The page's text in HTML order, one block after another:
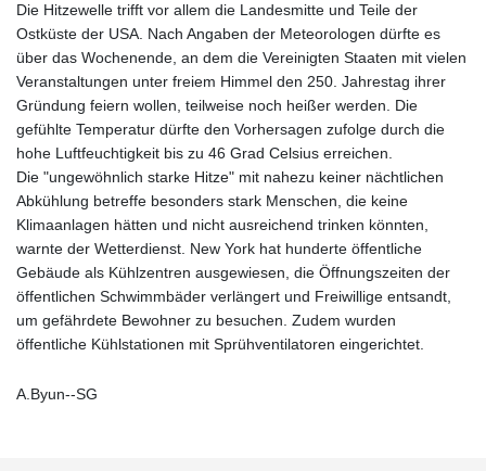
Die Hitzewelle trifft vor allem die Landesmitte und Teile der
Ostküste der USA. Nach Angaben der Meteorologen dürfte es
über das Wochenende, an dem die Vereinigten Staaten mit vielen
Veranstaltungen unter freiem Himmel den 250. Jahrestag ihrer
Gründung feiern wollen, teilweise noch heißer werden. Die
gefühlte Temperatur dürfte den Vorhersagen zufolge durch die
hohe Luftfeuchtigkeit bis zu 46 Grad Celsius erreichen.
Die "ungewöhnlich starke Hitze" mit nahezu keiner nächtlichen
Abkühlung betreffe besonders stark Menschen, die keine
Klimaanlagen hätten und nicht ausreichend trinken könnten,
warnte der Wetterdienst. New York hat hunderte öffentliche
Gebäude als Kühlzentren ausgewiesen, die Öffnungszeiten der
öffentlichen Schwimmbäder verlängert und Freiwillige entsandt,
um gefährdete Bewohner zu besuchen. Zudem wurden
öffentliche Kühlstationen mit Sprühventilatoren eingerichtet.
A.Byun--SG